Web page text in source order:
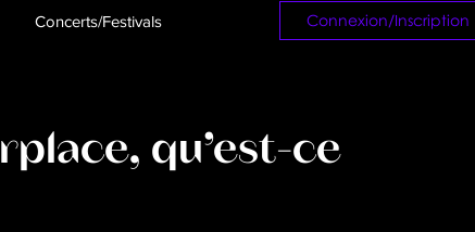
Concerts/Festivals Connexion/Inscription
qu’est-ce